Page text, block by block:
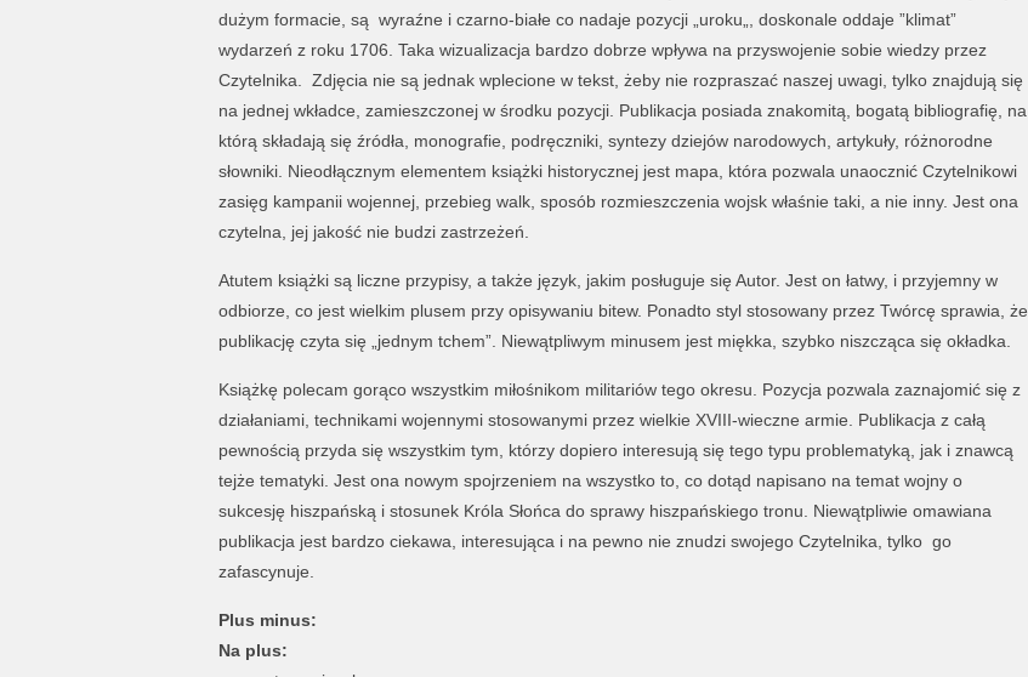
dużym formacie, są wyraźne i czarno-białe co nadaje pozycji „uroku„, doskonale oddaje ”klimat”
wydarzeń z roku 1706. Taka wizualizacja bardzo dobrze wpływa na przyswojenie sobie wiedzy przez
Czytelnika. Zdjęcia nie są jednak wplecione w tekst, żeby nie rozpraszać naszej uwagi, tylko znajdują się
na jednej wkładce, zamieszczonej w środku pozycji. Publikacja posiada znakomitą, bogatą bibliografię, na
którą składają się źródła, monografie, podręczniki, syntezy dziejów narodowych, artykuły, różnorodne
słowniki. Nieodłącznym elementem książki historycznej jest mapa, która pozwala unaocznić Czytelnikowi
zasięg kampanii wojennej, przebieg walk, sposób rozmieszczenia wojsk właśnie taki, a nie inny. Jest ona
czytelna, jej jakość nie budzi zastrzeżeń.
Atutem książki są liczne przypisy, a także język, jakim posługuje się Autor. Jest on łatwy, i przyjemny w
odbiorze, co jest wielkim plusem przy opisywaniu bitew. Ponadto styl stosowany przez Twórcę sprawia, że
publikację czyta się „jednym tchem”. Niewątpliwym minusem jest miękka, szybko niszcząca się okładka.
Książkę polecam gorąco wszystkim miłośnikom militariów tego okresu. Pozycja pozwala zaznajomić się z
działaniami, technikami wojennymi stosowanymi przez wielkie XVIII-wieczne armie. Publikacja z całą
pewnością przyda się wszystkim tym, którzy dopiero interesują się tego typu problematyką, jak i znawcą
tejże tematyki. Jest ona nowym spojrzeniem na wszystko to, co dotąd napisano na temat wojny o
sukcesję hiszpańską i stosunek Króla Słońca do sprawy hiszpańskiego tronu. Niewątpliwie omawiana
publikacja jest bardzo ciekawa, interesująca i na pewno nie znudzi swojego Czytelnika, tylko go
zafascynuje.
Plus minus:
Na plus: